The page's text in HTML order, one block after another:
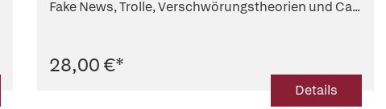
Fake News, Trolle, Verschwörungstheorien und Ca...
28,00 €*
Details